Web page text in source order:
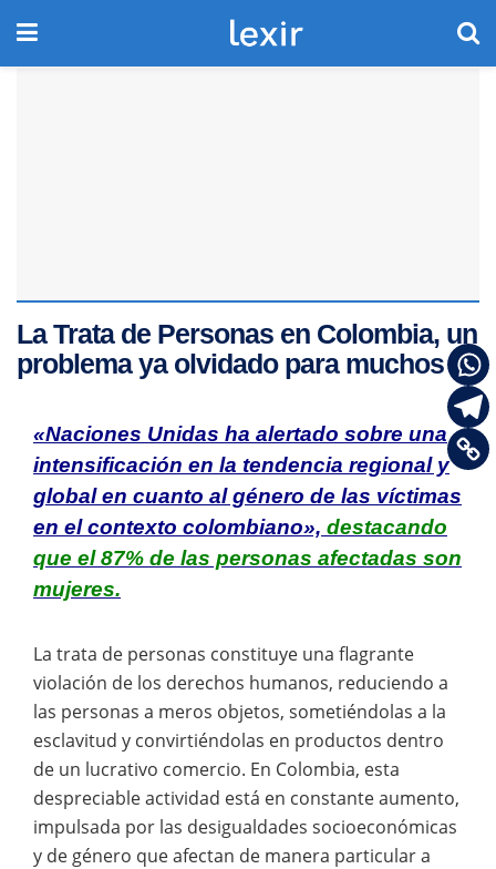
La Trata de Personas en Colombia, un
problema ya olvidado para muchos
«Naciones Unidas ha alertado sobre una
intensificación en la tendencia regional y
global en cuanto al género de las víctimas
en el contexto colombiano», destacando
que el 87% de las personas afectadas son
mujeres.
La trata de personas constituye una flagrante
violación de los derechos humanos, reduciendo a
las personas a meros objetos, sometiéndolas a la
esclavitud y convirtiéndolas en productos dentro
de un lucrativo comercio. En Colombia, esta
despreciable actividad está en constante aumento,
impulsada por las desigualdades socioeconómicas
y de género que afectan de manera particular a